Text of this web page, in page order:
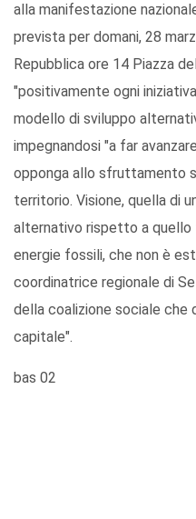
alla manifestazione
prevista per domani, 28
Repubblica ore 14 Piazza
"positivamente ogni
modello di sviluppo
impegnandosi "a far
opponga allo sfruttamento
territorio. Visione, quella di
alternativo rispetto a
energie fossili, che non è
coordinatrice regionale di
della coalizione sociale che
capitale".
bas 02